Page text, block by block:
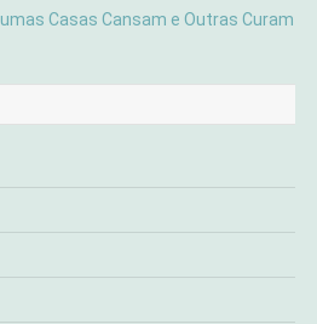
Casas Cansam e Outras Curam